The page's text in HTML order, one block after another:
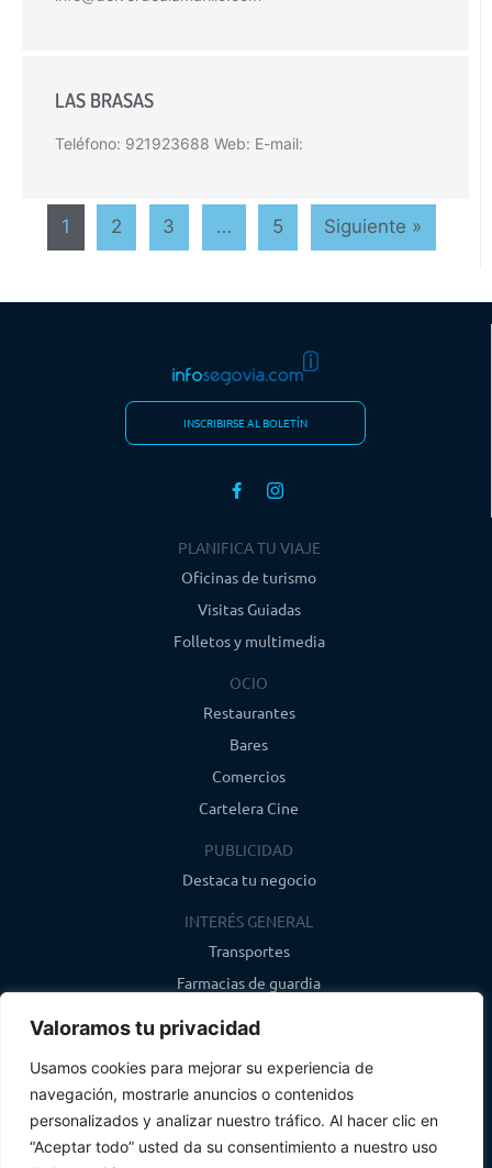
Valoramos tu privacidad
Usamos cookies para mejorar su experiencia de
navegación, mostrarle anuncios o contenidos
personalizados y analizar nuestro tráfico. Al hacer clic en
“Aceptar todo” usted da su consentimiento a nuestro uso
LAS BRASAS
Teléfono: 921923688 Web: E-mail:
1 2 3 … 5 Siguiente »
INSCRIBIRSE AL BOLETÍN
PLANIFICA TU VIAJE
Oficinas de turismo
Visitas Guiadas
Folletos y multimedia
OCIO
Restaurantes
Bares
Comercios
Cartelera Cine
PUBLICIDAD
Destaca tu negocio
INTERÉS GENERAL
Transportes
Farmacias de guardia
CONTACTO
info@infosegovia.com